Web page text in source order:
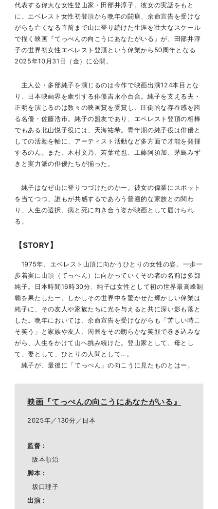
代表する偉大な女性登山家・田部井淳子。彼女の実話をもと
に、エベレスト女性初登頂から晩年の闘病、余命宣告を受けな
がらも亡くなる直前まで山に登り続けた生涯を壮大なスケール
で描く映画『てっぺんの向こうにあなたがいる』が、田部井淳
子の世界初女性エベレスト登頂という偉業から50周年となる
2025年10月31日（金）に公開。
主人公・多部純子を演じるのは今作で映画出演124本目とな
り、日本映画界を牽引する俳優吉永小百合。純子を支える夫・
正明を演じるのは数々の映画賞を受賞し、圧倒的な存在感を誇
る名優・佐藤浩市。純子の盟友であり、エベレスト登頂の相棒
でもある北山悦子役には、天海祐希。青年期の純子役は俳優と
しての活動を軸に、アーティスト活動など多方面で才能を発揮
するのん。また、木村文乃、若葉竜也、工藤阿須加、茅島みず
きと実力派の俳優たちが揃った。
純子はなぜ山に登りつづけたのかー。彼女の偉業にスポット
を当てつつ、誰もが共感するであろう普遍的な家族との関わ
り、人生の選択、病と死に向き合う姿が映画として届けられ
る。
【STORY】
1975年、エベレスト山頂に向かうひとりの女性の姿。一歩一
歩着実に山頂（てっぺん）に向かっていくその者の名前は多部
純子。日本時間16時30分、純子は女性として初の世界最高峰制
覇を果たしたー。しかしその世界中を驚かせた輝かしい偉業は
純子に、その友人や家族たちに光を与えると共に深い影も落と
した。晩年においては、余命宣告を受けながらも「苦しい時こ
そ笑う」と家族や友人、周囲をその朗らかな笑顔で巻き込みな
がら、人生をかけて山へ挑み続けた。登山家として、母とし
て、妻として、ひとりの人間として…。
純子が、最後に「てっぺん」の向こうに見たものとはー。
映画『てっぺんの向こうにあなたがいる』
2025年／130分／日本
監督
阪本順治
脚本
坂口理子
出演